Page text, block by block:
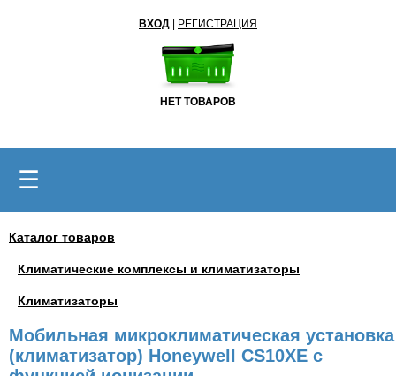
ВХОД РЕГИСТРАЦИЯ
НЕТ ТОВАРОВ
☰
Каталог товаров
Климатические комплексы и климатизаторы
Климатизаторы
Мобильная микроклиматическая установка
(климатизатор) Honeywell CS10XE с